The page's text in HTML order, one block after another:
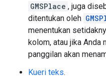
GMSPlace , juga
ditentukan oleh
menentukan
kolom, atau jika Anda
panggilan akan
Kueri teks.